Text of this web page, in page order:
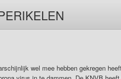
wel mee hebben gekregen